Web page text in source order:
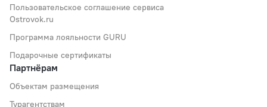
Пользовательское соглашение сервиса
Ostrovok.ru
Программа лояльности GURU
Подарочные сертификаты
Партнёрам
Объектам размещения
Турагентствам